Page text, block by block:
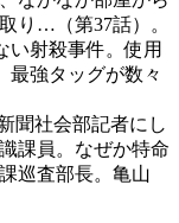
り…（第37話）。
い射殺事件。使用
強タッグが数々
聞社会部記者にし
課員。なぜか特命
巡査部長。亀山